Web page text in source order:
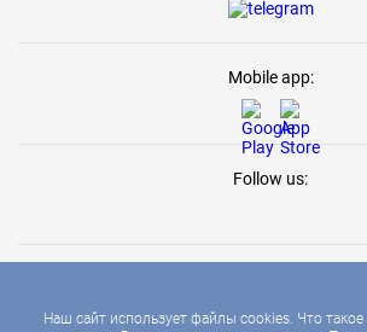
Наш сайт использует файлы cookies. Что
Mobile app:
Follow us: